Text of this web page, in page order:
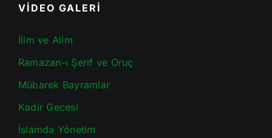
VİDEO GALERİ
İlim ve Alim
Ramazan-ı Şerif ve Oruç
Mübarek Bayramlar
Kadir Gecesi
İslamda Yönetim